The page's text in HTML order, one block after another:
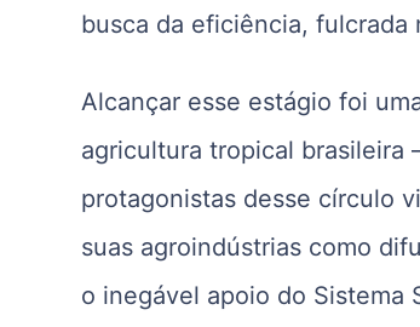
busca da eficiência,
Alcançar esse estágio foi
agricultura tropical brasileira
protagonistas desse círculo
suas agroindústrias como
o inegável apoio do Sistema